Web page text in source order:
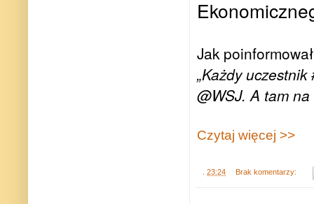
Jak
„Każdy
@WSJ. A tam
Czytaj więcej >>
23:24 Brak komentarzy: